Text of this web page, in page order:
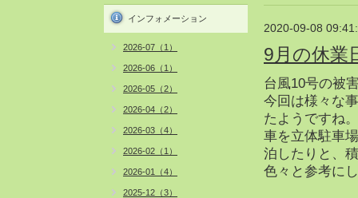
2020-09-08
9月の休業
台風10号の被
今回は様々な
たようですね。
車を立体駐車
泊したりと、
色々と参考に
インフォメーション
2026-07（1）
2026-06（1）
2026-05（2）
2026-04（2）
2026-03（4）
2026-02（1）
2026-01（4）
2025-12（3）